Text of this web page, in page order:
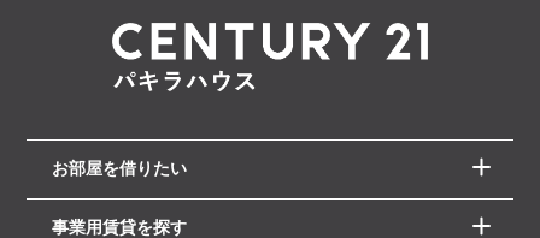
お部屋を借りたい
事業用賃貸を探す